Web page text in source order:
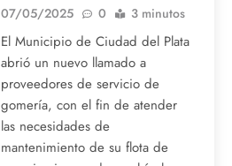
07/05/2025
0 3 minutos
El Municipio de Ciudad del Plata
abrió un nuevo llamado a
proveedores de servicio de
gomería, con el fin de atender
las necesidades de
mantenimiento de su flota de